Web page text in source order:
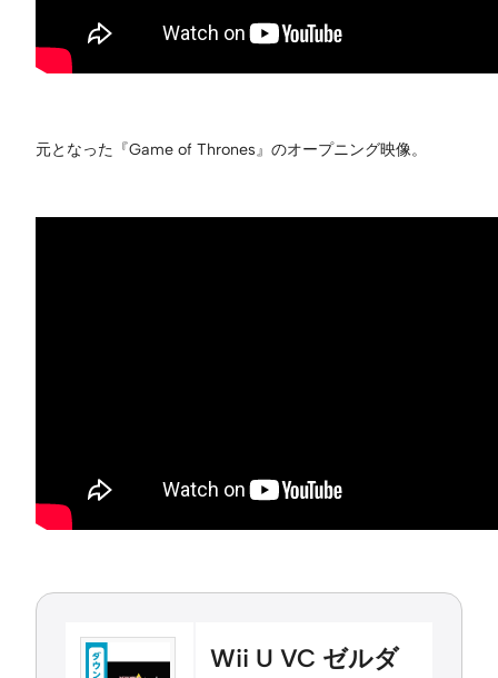
元となった『Game of Thrones』のオープニング映像。
Wii U VC ゼルダ